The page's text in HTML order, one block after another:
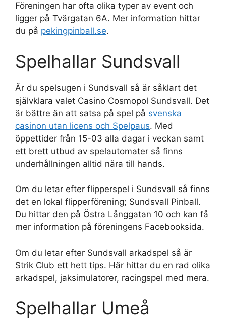
Föreningen har ofta olika typer av event och
ligger på Tvärgatan 6A. Mer information hittar
du på pekingpinball.se.
Spelhallar Sundsvall
Är du spelsugen i Sundsvall så är såklart det
självklara valet Casino Cosmopol Sundsvall. Det
är bättre än att satsa på spel på svenska
casinon utan licens och Spelpaus. Med
öppettider från 15-03 alla dagar i veckan samt
ett brett utbud av spelautomater så finns
underhållningen alltid nära till hands.
Om du letar efter flipperspel i Sundsvall så finns
det en lokal flipperförening; Sundsvall Pinball.
Du hittar den på Östra Långgatan 10 och kan få
mer information på föreningens Facebooksida.
Om du letar efter Sundsvall arkadspel så är
Strik Club ett hett tips. Här hittar du en rad olika
arkadspel, jaksimulatorer, racingspel med mera.
Spelhallar Umeå